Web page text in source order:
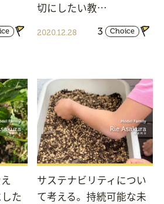
切にしたい教…
2020.12.28 3 Choice
た
サステナビリティについ
て考える。持続可能な未